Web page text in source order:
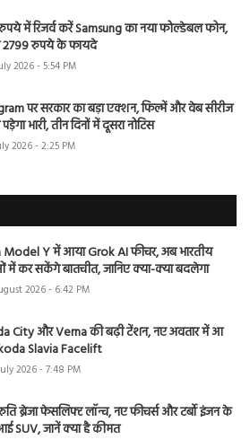
में रिजर्व करें Samsung का नया फोल्डेबल फोन,
2799 रुपये के फायदे
2026 - 5:54 PM
पर सरकार का बड़ा एक्शन, फिल्में और वेब सीरीज
भारी, तीन दिनों में दूसरा नोटिस
2026 - 2:25 PM
Model Y में आया Grok AI फीचर, अब भारतीय
में कर सकेंगे बातचीत, जानिए क्या-क्या बदलेगा
2026 - 6:42 PM
City और Verna की बढ़ी टेंशन, नए अवतार में आ
Slavia Facelift
2026 - 7:48 PM
ब्रेजा फेसलिफ्ट लॉन्च, नए फीचर्स और टर्बो इंजन के
SUV, जानें क्या है कीमत